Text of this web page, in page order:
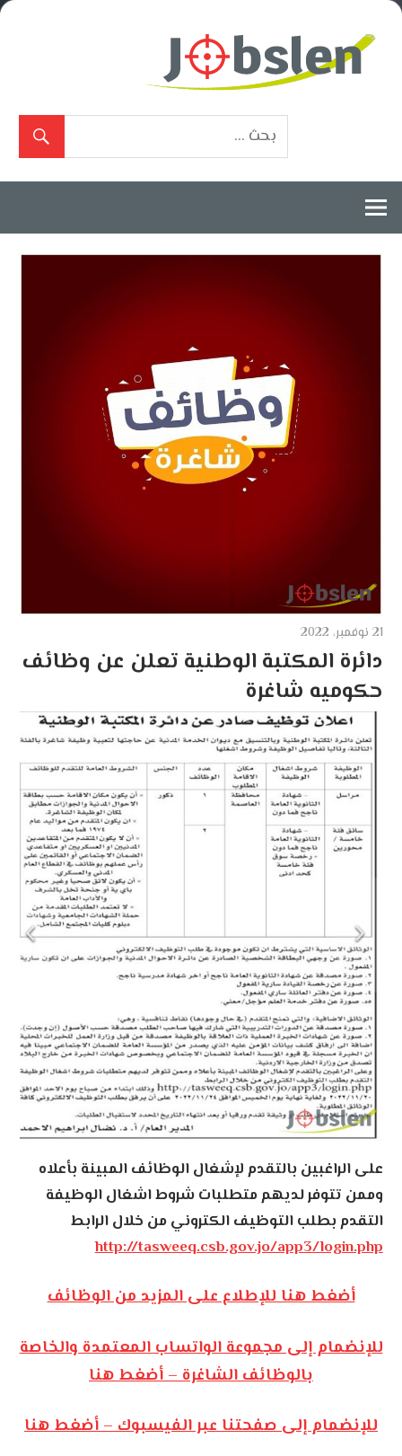
Skip
21 نوفمبر، 2022
دائرة المكتبة الوطنية تعلن عن وظائف
حكوميه شاغرة
على الراغبين بالتقدم لإشغال الوظائف المبينة بأعلاه
وممن تتوفر لديهم متطلبات شروط اشغال الوظيفة
التقدم بطلب التوظيف الكتروني من خلال الرابط
http://tasweeq.csb.gov.jo/app3/login.php
أضغط هنا للإطلاع على المزيد من الوظائف
للإنضمام إلى مجموعة الواتساب المعتمدة والخاصة
بالوظائف الشاغرة – أضغط هنا
للإنضمام إلى صفحتنا عبر الفيسبوك – أضغط هنا